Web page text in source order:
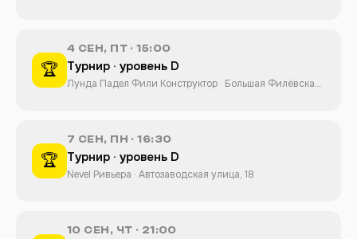
🏆
4 СЕН, ПТ · 15:00
Турнир · уровень D
Лунда Падел Фили Конструктор · Большая Филёвская
🏆
7 СЕН, ПН · 16:30
Турнир · уровень D
Nevel Ривьера · Автозаводская улица, 18
10 СЕН, ЧТ · 21:00